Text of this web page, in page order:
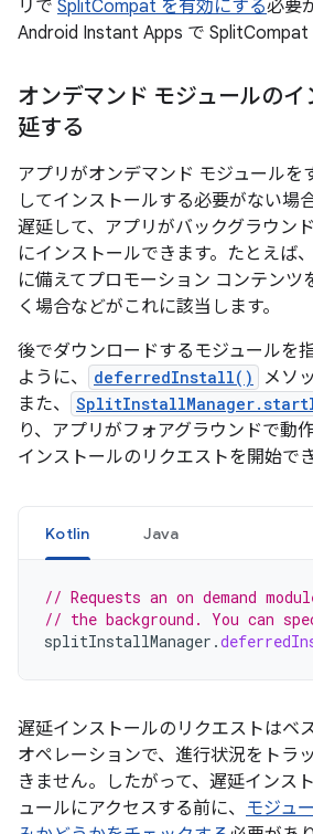
リで SplitCompat を有効にする必要
Android Instant Apps で SplitCompat
オンデマンド モジュールの
延する
アプリがオンデマンド モジュールを
してインストールする必要がない場
遅延して、アプリがバックグラウン
にインストールできます。たとえば
に備えてプロモーション コンテンツ
く場合などがこれに該当します。
後でダウンロードするモジュールを
ように、
deferredInstall()
メソ
また、
り、アプリがフォアグラウンドで動
インストールのリクエストを開始でき
Kotlin Java
// Requests an on demand
// the background. You can
splitInstallManager .
遅延インストールのリクエストはベ
オペレーションで、進行状況をトラ
きません。したがって、遅延インス
ュールにアクセスする前に、 モジュ